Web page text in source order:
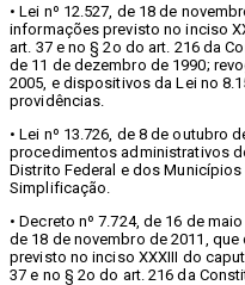
• Lei nº 12.527, de 18 de
informações previsto no inciso
art. 37 e no § 2o do art. 216 da
de 11 de dezembro de 1990;
2005, e dispositivos da Lei no
providências.
• Lei nº 13.726, de 8 de outubro
procedimentos administrativos
Distrito Federal e dos
Simplificação.
• Decreto nº 7.724, de 16 de
de 18 de novembro de 2011,
previsto no inciso XXXIII do
37 e no § 2o do art. 216 da